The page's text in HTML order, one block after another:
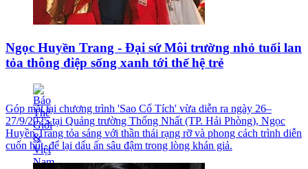
Ngọc Huyền Trang - Đại sứ Môi trường nhỏ tuổi lan
tỏa thông điệp sống xanh tới thế hệ trẻ
Góp mặt tại chương trình 'Sao Cổ Tích' vừa diễn ra ngày 26–
27/9/2025 tại Quảng trường Thống Nhất (TP. Hải Phòng), Ngọc
Huyền Trang tỏa sáng với thần thái rạng rỡ và phong cách trình diễn
cuốn hút, để lại dấu ấn sâu đậm trong lòng khán giả.